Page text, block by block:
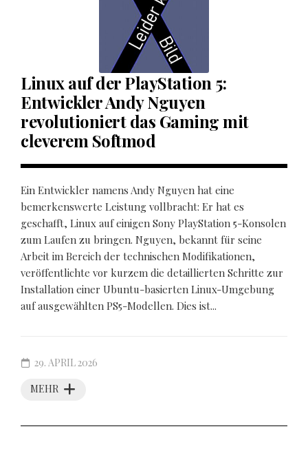
Linux auf der PlayStation 5:
Entwickler Andy Nguyen
revolutioniert das Gaming mit
cleverem Softmod
Ein Entwickler namens Andy Nguyen hat eine
bemerkenswerte Leistung vollbracht: Er hat es
geschafft, Linux auf einigen Sony PlayStation 5-Konsolen
zum Laufen zu bringen. Nguyen, bekannt für seine
Arbeit im Bereich der technischen Modifikationen,
veröffentlichte vor kurzem die detaillierten Schritte zur
Installation einer Ubuntu-basierten Linux-Umgebung
auf ausgewählten PS5-Modellen. Dies ist...
MEHR
29. APRIL 2026